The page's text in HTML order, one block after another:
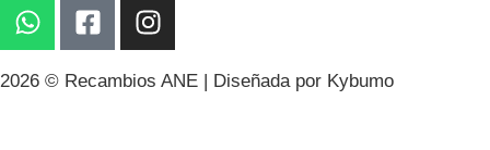
2026 © Recambios ANE | Diseñada por Kybumo